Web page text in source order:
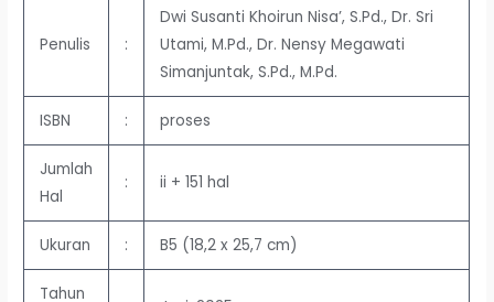
Penulis :
Dwi Susanti Khoirun Nisa’, S.Pd., Dr. Sri
Utami, M.Pd., Dr. Nensy Megawati
Simanjuntak, S.Pd., M.Pd.
ISBN : proses
Jumlah
Hal
: ii + 151 hal
Ukuran : B5 (18,2 x 25,7 cm)
Tahun